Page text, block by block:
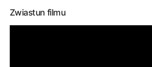
Zwiastun filmu